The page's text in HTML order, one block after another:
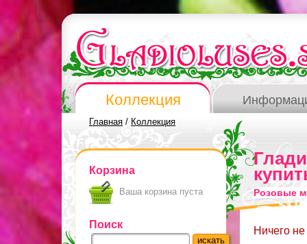
Коллекция
Главная / Коллекция
Корзина
Ваша корзина пуста
Поиск
Розовые
Ничего